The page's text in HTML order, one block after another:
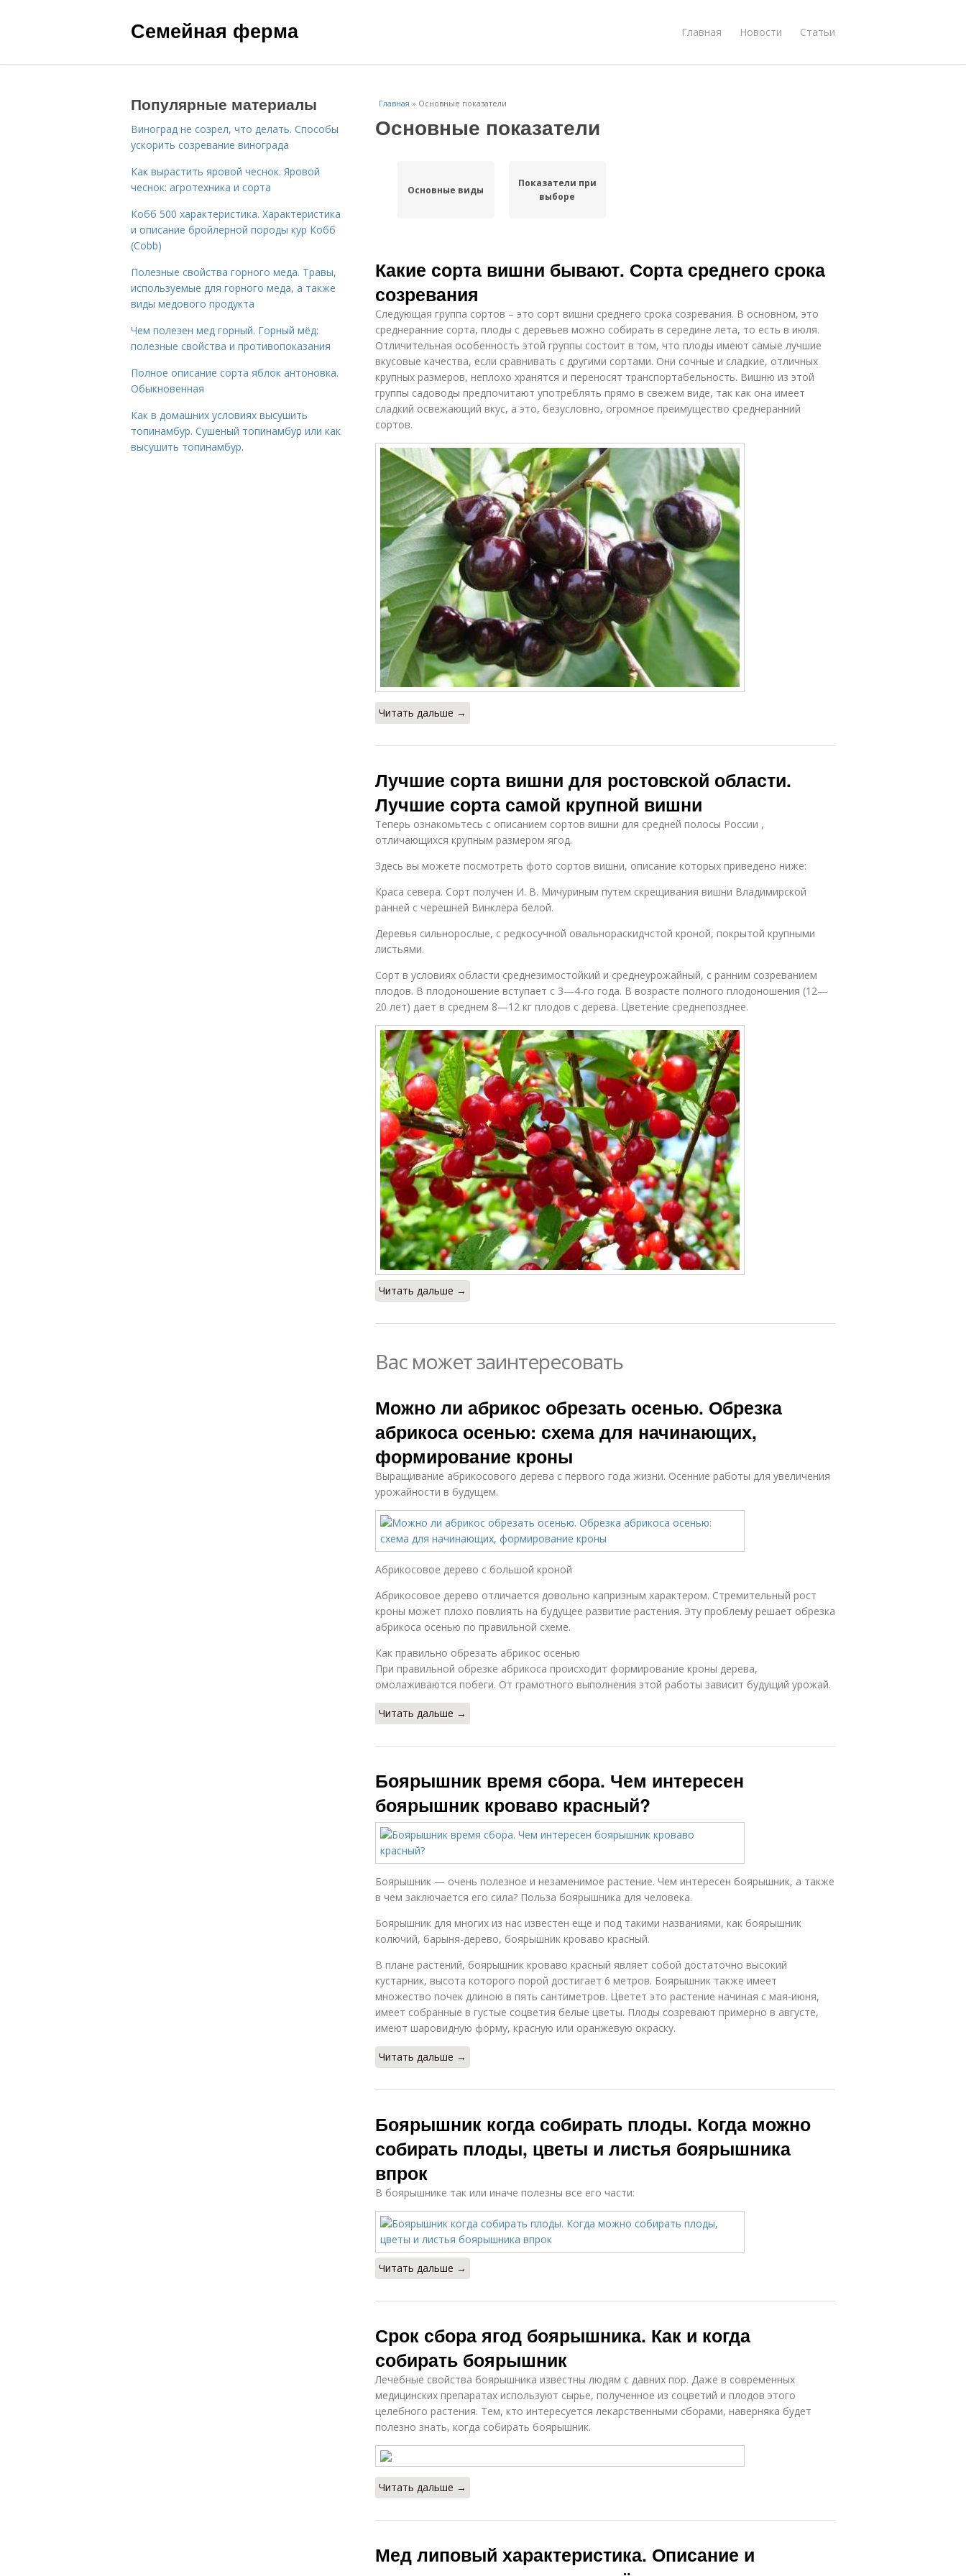
Семейная ферма Главная Новости Статьи
Главная » Основные показатели
Основные показатели
Основные виды
Показатели при
выборе
Какие сорта вишни бывают. Сорта среднего срока
созревания
Следующая группа сортов – это сорт вишни среднего срока созревания. В основном, это
среднеранние сорта, плоды с деревьев можно собирать в середине лета, то есть в июля.
Отличительная особенность этой группы состоит в том, что плоды имеют самые лучшие
вкусовые качества, если сравнивать с другими сортами. Они сочные и сладкие, отличных
крупных размеров, неплохо хранятся и переносят транспортабельность. Вишню из этой
группы садоводы предпочитают употреблять прямо в свежем виде, так как она имеет
сладкий освежающий вкус, а это, безусловно, огромное преимущество среднеранний
сортов.
Читать дальше →
Лучшие сорта вишни для ростовской области.
Лучшие сорта самой крупной вишни
Теперь ознакомьтесь с описанием сортов вишни для средней полосы России ,
отличающихся крупным размером ягод.
Здесь вы можете посмотреть фото сортов вишни, описание которых приведено ниже:
Краса севера. Сорт получен И. В. Мичуриным путем скрещивания вишни Владимирской
ранней с черешней Винклера белой.
Деревья сильнорослые, с редкосучной овальнораскидчстой кроной, покрытой крупными
листьями.
Сорт в условиях области среднезимостойкий и среднеурожайный, с ранним созреванием
плодов. В плодоношение вступает с 3—4-го года. В возрасте полного плодоношения (12—
20 лет) дает в среднем 8—12 кг плодов с дерева. Цветение среднепозднее.
Читать дальше →
Вас может заинтересовать
Можно ли абрикос обрезать осенью. Обрезка
абрикоса осенью: схема для начинающих,
формирование кроны
Выращивание абрикосового дерева с первого года жизни. Осенние работы для увеличения
урожайности в будущем.
Абрикосовое дерево с большой кроной
Абрикосовое дерево отличается довольно капризным характером. Стремительный рост
кроны может плохо повлиять на будущее развитие растения. Эту проблему решает обрезка
абрикоса осенью по правильной схеме.
Как правильно обрезать абрикос осенью
При правильной обрезке абрикоса происходит формирование кроны дерева,
омолаживаются побеги. От грамотного выполнения этой работы зависит будущий урожай.
Читать дальше →
Боярышник время сбора. Чем интересен
боярышник кроваво красный?
Боярышник — очень полезное и незаменимое растение. Чем интересен боярышник, а также
в чем заключается его сила? Польза боярышника для человека.
Боярышник для многих из нас известен еще и под такими названиями, как боярышник
колючий, барыня-дерево, боярышник кроваво красный.
В плане растений, боярышник кроваво красный являет собой достаточно высокий
кустарник, высота которого порой достигает 6 метров. Боярышник также имеет
множество почек длиною в пять сантиметров. Цветет это растение начиная с мая-июня,
имеет собранные в густые соцветия белые цветы. Плоды созревают примерно в августе,
имеют шаровидную форму, красную или оранжевую окраску.
Читать дальше →
Боярышник когда собирать плоды. Когда можно
собирать плоды, цветы и листья боярышника
впрок
В боярышнике так или иначе полезны все его части:
Читать дальше →
Срок сбора ягод боярышника. Как и когда
собирать боярышник
Лечебные свойства боярышника известны людям с давних пор. Даже в современных
медицинских препаратах используют сырье, полученное из соцветий и плодов этого
целебного растения. Тем, кто интересуется лекарственными сборами, наверняка будет
полезно знать, когда собирать боярышник.
Читать дальше →
Мед липовый характеристика. Описание и
Популярные материалы
Виноград не созрел, что делать. Способы
ускорить созревание винограда
Как вырастить яровой чеснок. Яровой
чеснок: агротехника и сорта
Кобб 500 характеристика. Характеристика
и описание бройлерной породы кур Кобб
(Cobb)
Полезные свойства горного меда. Травы,
используемые для горного меда, а также
виды медового продукта
Чем полезен мед горный. Горный мёд:
полезные свойства и противопоказания
Полное описание сорта яблок антоновка.
Обыкновенная
Как в домашних условиях высушить
топинамбур. Сушеный топинамбур или как
высушить топинамбур.